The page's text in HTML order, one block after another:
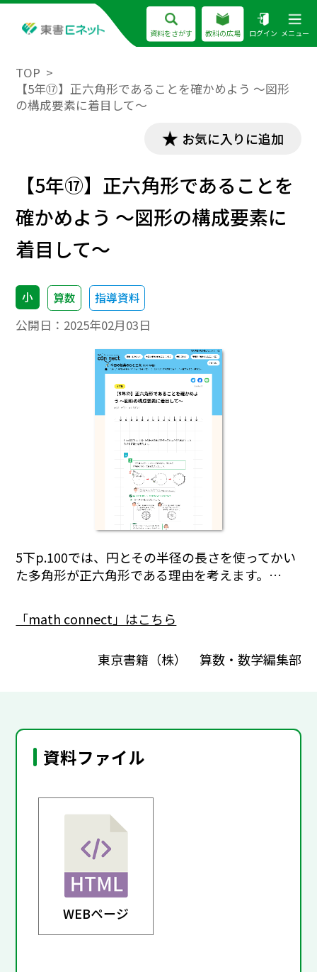
資料をさがす 教科の広場 ログイン メニュー
TOP
【5年⑰】正六角形であることを確かめよう ～図形
の構成要素に着目して～
お気に入りに追加
【5年⑰】正六角形であることを
確かめよう ～図形の構成要素に
着目して～
小 算数 指導資料
公開日： 2025年02月03日
5下p.100では、円とその半径の長さを使ってかい
た多角形が正六角形である理由を考えます。…
「math connect」はこちら
東京書籍（株） 算数・数学編集部
資料ファイル
WEBページ